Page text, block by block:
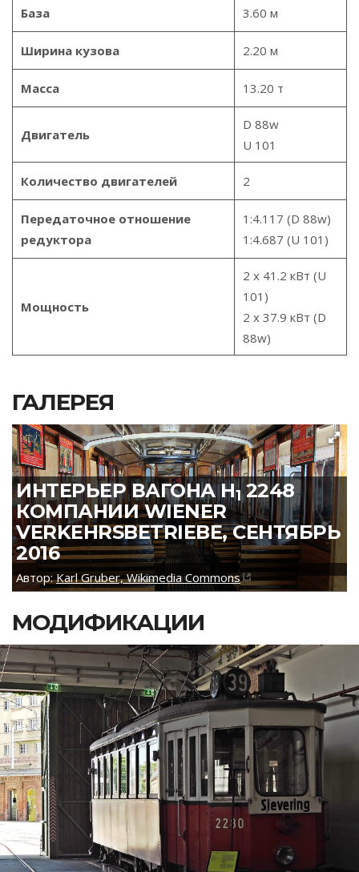
База 3.60 м
Ширина кузова 2.20 м
Масса 13.20 т
Двигатель
D 88w
U 101
Количество двигателей 2
Передаточное отношение
редуктора
1:4.117 (D 88w)
1:4.687 (U 101)
Мощность
2 x 41.2 кВт (U
101)
2 x 37.9 кВт (D
88w)
ГАЛЕРЕЯ
ИНТЕРЬЕР ВАГОНА H12248
КОМПАНИИ WIENER
VERKEHRSBETRIEBE, СЕНТЯБРЬ
2016
Автор:Karl Gruber, Wikimedia Commons
МОДИФИКАЦИИ